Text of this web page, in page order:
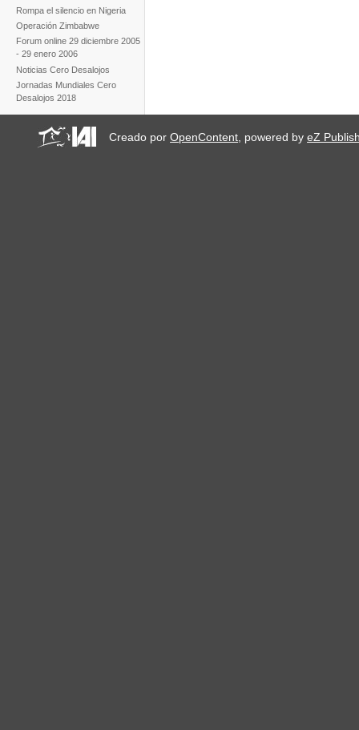
Rompa el silencio en Nigeria
Operación Zimbabwe
Forum online 29 diciembre 2005
- 29 enero 2006
Noticias Cero Desalojos
Jornadas Mundiales Cero
Desalojos 2018
Creado porOpenContent , powered byeZ